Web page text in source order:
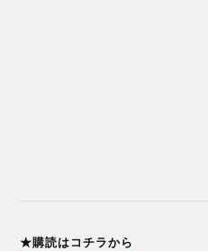
★購読はコチラから